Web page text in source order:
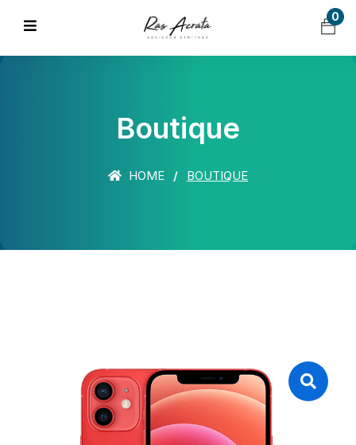
0
Boutique
HOME BOUTIQUE